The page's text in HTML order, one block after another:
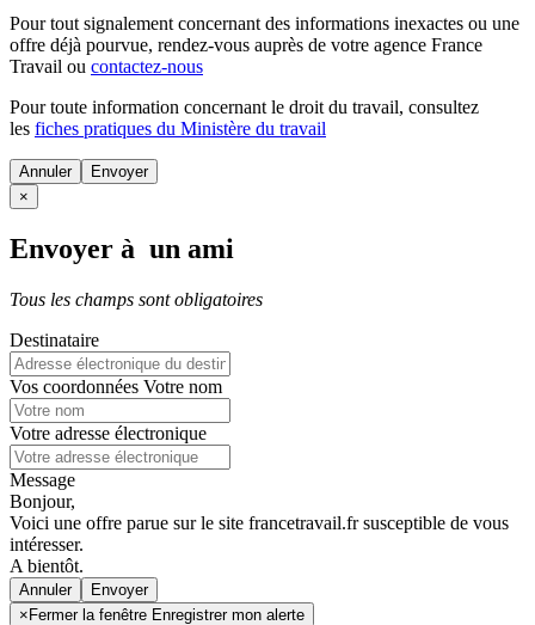
Pour tout signalement concernant des informations inexactes ou une
offre déjà pourvue, rendez-vous auprès de votre agence France
Travail ou contactez-nous
Pour toute information concernant le droit du travail, consultez
les fiches pratiques du Ministère du travail
Annuler
×
Envoyer à un ami
Tous les champs sont obligatoires
Destinataire
Vos coordonnées Votre nom
Votre adresse électronique
Message
Bonjour,
Voici une offre parue sur le site francetravail.fr susceptible de vous
intéresser.
A bientôt.
Annuler
× Fermer la fenêtre Enregistrer mon alerte